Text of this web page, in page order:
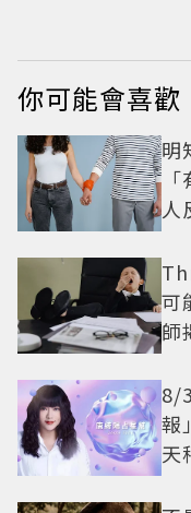
你可能會喜歡
明
人
可
師
8/
報
天